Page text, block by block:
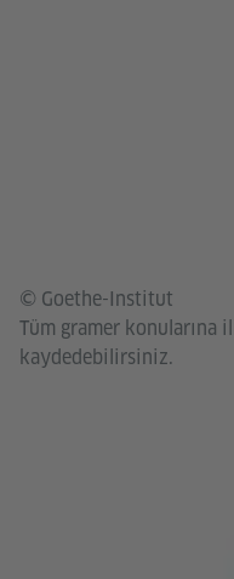
© Goethe-Institut
Tüm gramer
kaydedebilirsiniz.